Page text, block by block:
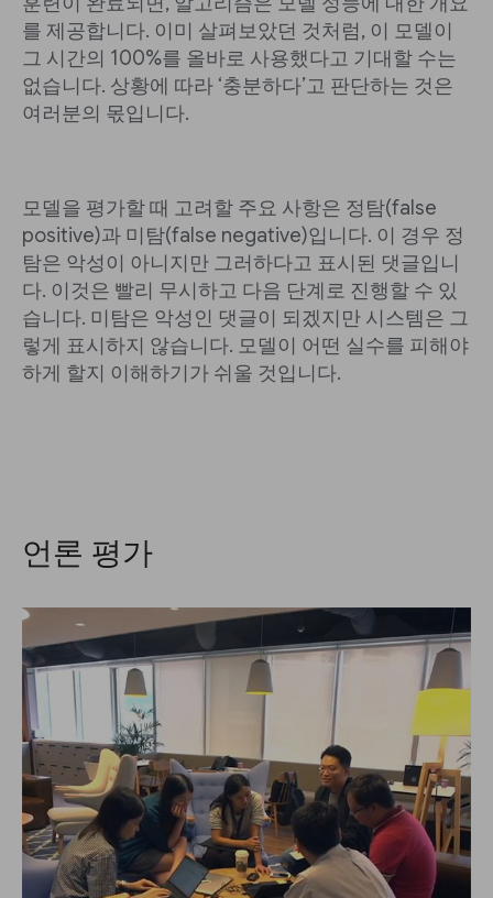
를 제공합니다. 이미 살펴보았던 것처럼, 이 모델이
그 시간의 100%를 올바로 사용했다고 기대할 수는
없습니다. 상황에 따라 ‘충분하다’고 판단하는 것은
여러분의 몫입니다.
모델을 평가할 때 고려할 주요 사항은 정탐(false
positive)과 미탐(false negative)입니다. 이 경우 정
탐은 악성이 아니지만 그러하다고 표시된 댓글입니
다. 이것은 빨리 무시하고 다음 단계로 진행할 수 있
습니다. 미탐은 악성인 댓글이 되겠지만 시스템은 그
렇게 표시하지 않습니다. 모델이 어떤 실수를 피해야
하게 할지 이해하기가 쉬울 것입니다.
언론 평가